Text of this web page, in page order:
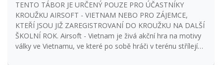
TENTO TÁBOR JE URČENÝ POUZE PRO ÚČASTNÍKY
KROUŽKU AIRSOFT - VIETNAM NEBO PRO ZÁJEMCE,
KTEŘÍ JSOU JIŽ ZAREGISTROVANÍ DO KROUŽKU NA DALŠÍ
ŠKOLNÍ ROK. Airsoft - Vietnam je živá akční hra na motivy
války ve Vietnamu, ve které po sobě hráči v terénu střílejí